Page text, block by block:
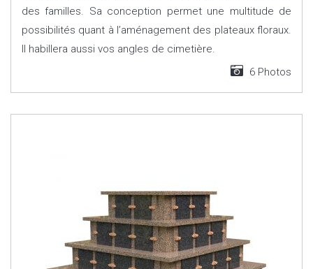
des familles. Sa conception permet une multitude de
possibilités quant à l’aménagement des plateaux floraux.
Il habillera aussi vos angles de cimetière.
6 Photos